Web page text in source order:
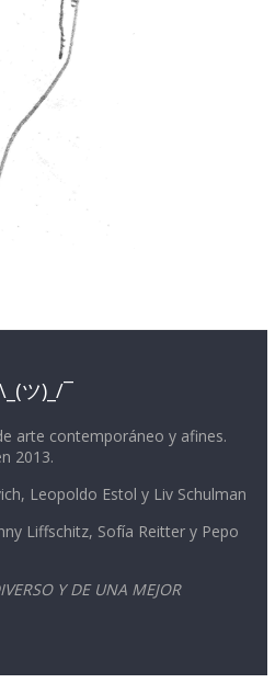
ツ)_/¯
arte contemporáneo y afines.
2013.
Leopoldo Estol y Liv Schulman
Liffschitz, Sofía Reitter y Pepo
Y DE UNA MEJOR